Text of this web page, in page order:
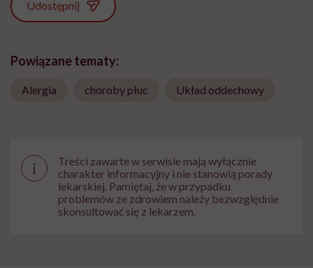
Udostępnij
Powiązane tematy:
Alergia choroby płuc Układ oddechowy
i
Treści zawarte w serwisie mają wyłącznie
charakter informacyjny i nie stanowią porady
lekarskiej. Pamiętaj, że w przypadku
problemów ze zdrowiem należy bezwzględnie
skonsultować się z lekarzem.